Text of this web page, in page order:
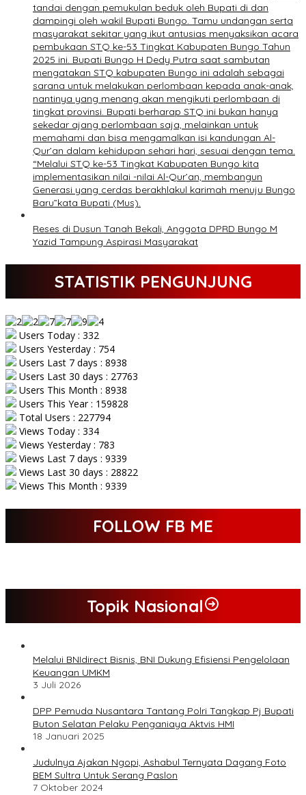
tandai dengan pemukulan beduk oleh Bupati di dan
dampingi oleh wakil Bupati Bungo. Tamu undangan serta
masyarakat sekitar yang ikut antusias menyaksikan acara
pembukaan STQ ke-53 Tingkat Kabupaten Bungo Tahun
2025 ini. Bupati Bungo H Dedy Putra saat sambutan
mengatakan STQ kabupaten Bungo ini adalah sebagai
sarana untuk melakukan perlombaan kepada anak-anak,
nantinya yang menang akan mengikuti perlombaan di
tingkat provinsi. Bupati berharap STQ ini bukan hanya
sekedar ajang perlombaan saja, melainkan untuk
memahami dan bisa mengamalkan isi kandungan Al-
Qur’an dalam kehidupan sehari hari, sesuai dengan tema.
“Melalui STQ ke-53 Tingkat Kabupaten Bungo kita
implementasikan nilai -nilai Al-Qur’an, membangun
Generasi yang cerdas berakhlakul karimah menuju Bungo
Baru”kata Bupati (Mus).
Reses di Dusun Tanah Bekali, Anggota DPRD Bungo M
Yazid Tampung Aspirasi Masyarakat
STATISTIK PENGUNJUNG
Users Today : 332
Users Yesterday : 754
Users Last 7 days : 8938
Users Last 30 days : 27763
Users This Month : 8938
Users This Year : 159828
Total Users : 227794
Views Today : 334
Views Yesterday : 783
Views Last 7 days : 9339
Views Last 30 days : 28822
Views This Month : 9339
FOLLOW FB ME
Topik Nasional
Melalui BNIdirect Bisnis, BNI Dukung Efisiensi Pengelolaan
Keuangan UMKM
3 Juli 2026
DPP Pemuda Nusantara Tantang Polri Tangkap Pj Bupati
Buton Selatan Pelaku Penganiaya Aktvis HMI
18 Januari 2025
Judulnya Ajakan Ngopi, Ashabul Ternyata Dagang Foto
BEM Sultra Untuk Serang Paslon
7 Oktober 2024